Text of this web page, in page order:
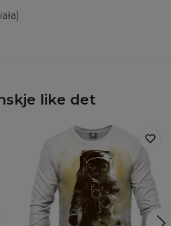
like det